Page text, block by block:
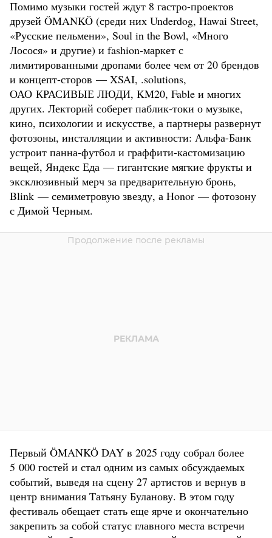
Помимо музыки гостей ждут 8 гастро-проектов
друзей ÖMANKÖ (среди них Underdog, Hawai Street,
«Русские пельмени», Soul in the Bowl, «Много
Лосося» и другие) и fashion-маркет с
лимитированными дропами более чем от 20 брендов
и концепт-сторов — XSAI, .solutions,
ОАО КРАСИВЫЕ ЛЮДИ, KM20, Fable и многих
других. Лекторий соберет паблик-токи о музыке,
кино, психологии и искусстве, а партнеры развернут
фотозоны, инсталляции и активности: Альфа-Банк
устроит панна-футбол и граффити-кастомизацию
вещей, Яндекс Еда — гигантские мягкие фрукты и
эксклюзивный мерч за предварительную бронь,
Blink — семиметровую звезду, а Honor — фотозону
с Димой Черным.
Первый ÖMANKÖ DAY в 2025 году собрал более
5 000 гостей и стал одним из самых обсуждаемых
событий, выведя на сцену 27 артистов и вернув в
центр внимания Татьяну Буланову. В этом году
фестиваль обещает стать еще ярче и окончательно
закрепить за собой статус главного места встречи